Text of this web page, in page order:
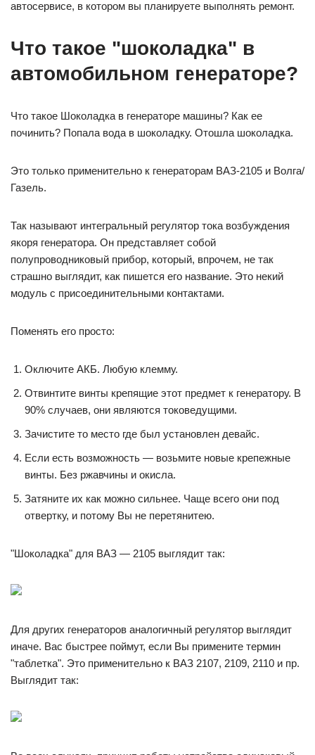
автосервисе, в котором вы планируете выполнять ремонт.
Что такое "шоколадка" в
автомобильном генераторе?
Что такое Шоколадка в генераторе машины? Как ее
починить? Попала вода в шоколадку. Отошла шоколадка.
Это только применительно к генераторам ВАЗ-2105 и Волга/
Газель.
Так называют интегральный регулятор тока возбуждения
якоря генератора. Он представляет собой
полупроводниковый прибор, который, впрочем, не так
страшно выглядит, как пишется его название. Это некий
модуль с присоединительными контактами.
Поменять его просто:
Оключите АКБ. Любую клемму.
Отвинтите винты крепящие этот предмет к генератору. В
90% случаев, они являются токоведущими.
Зачистите то место где был установлен девайс.
Если есть возможность — возьмите новые крепежные
винты. Без ржавчины и окисла.
Затяните их как можно сильнее. Чаще всего они под
отвертку, и потому Вы не перетянитею.
"Шоколадка" для ВАЗ — 2105 выглядит так:
Для других генераторов аналогичный регулятор выглядит
иначе. Вас быстрее поймут, если Вы примените термин
"таблетка". Это применительно к ВАЗ 2107, 2109, 2110 и пр.
Выглядит так: